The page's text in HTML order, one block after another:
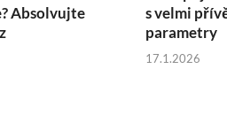
Absolvujte
s velmi
parametry
17.1.2026